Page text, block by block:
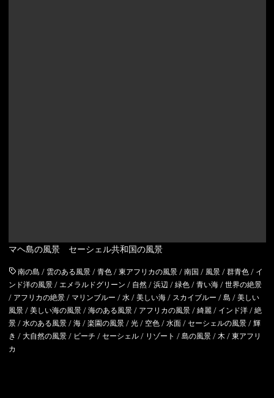
マヘ島の風景 セーシェル共和国の風景
南の島 / 雲のある風景/ 青色/ 東アフリカの風景/ 南国 / 風景/ 群青色/ イ
ンド洋の風景/ エメラルドグリーン / 自然/ 浜辺 / 緑色/ 青い海/ 世界の絶景
/ アフリカの絶景/ マリンブルー / 水/ 美しい海/ スカイブルー / 島 / 美しい
風景/ 美しい海の風景/ 海のある風景/ アフリカの風景/ 綺麗/ インド洋/ 絶
景/ 水のある風景/ 海/ 楽園の風景/ 光/ 空色/ 水面/ セーシェルの風景/ 輝
き / 大自然の風景/ ビーチ / セーシェル/ リゾート / 島の風景/ 木/ 東アフリ
カ
イギリス
スコットランド
イタリア
ウクライナ
エストニア